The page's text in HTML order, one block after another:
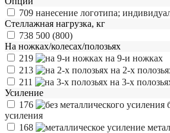
709 нанесение логотипа;
Стеллажная нагрузка, кг
738 500 (800)
На ножках/колесах/полозьях
219
на 9-и ножках
213
на 2-х
211
на 3-х
Усиление
176
усиления
168